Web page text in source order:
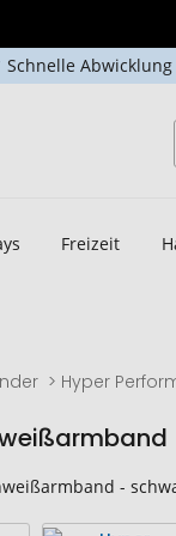
Schnelle Abwicklung
Freizeit
Hyper